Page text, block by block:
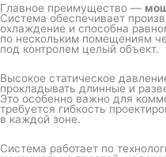
Главное преимущество —
Система обеспечивает
охлаждение и способна
по нескольким помещениям
под контролем целый объект.
Высокое статическое
прокладывать длинные и
Это особенно важно для
требуется гибкость
в каждой зоне.
Система работает по